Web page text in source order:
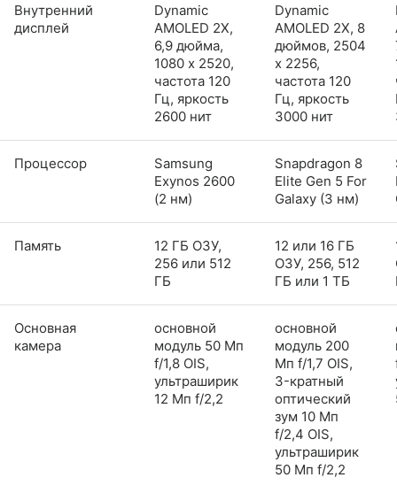
Внутренний
дисплей
Dynamic
AMOLED 2X,
6,9 дюйма,
1080 x 2520,
частота 120
Гц, яркость
2600 нит
Dynamic
AMOLED 2X, 8
дюймов, 2504
x 2256,
частота 120
Гц, яркость
3000 нит
Процессор
Samsung
Exynos 2600
(2 нм)
Snapdragon 8
Elite Gen 5 For
Galaxy (3 нм)
Память
12 ГБ ОЗУ,
256 или 512
ГБ
12 или 16 ГБ
ОЗУ, 256, 512
ГБ или 1 ТБ
Основная
камера
основной
модуль 50 Мп
f/1,8 OIS,
ультраширик
12 Мп f/2,2
основной
модуль 200
Мп f/1,7 OIS,
3-кратный
оптический
зум 10 Мп
f/2,4 OIS,
ультраширик
50 Мп f/2,2